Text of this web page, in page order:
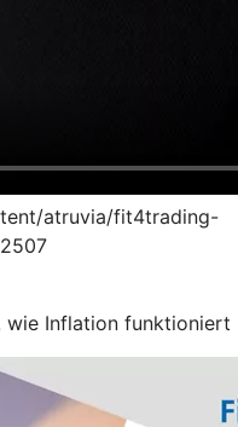
atruvia/fit4trading-
wie Inflation funktioniert